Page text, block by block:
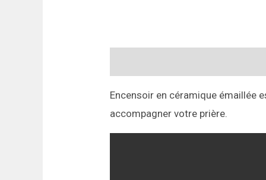
Encensoir en céramique émaillée
accompagner votre prière.